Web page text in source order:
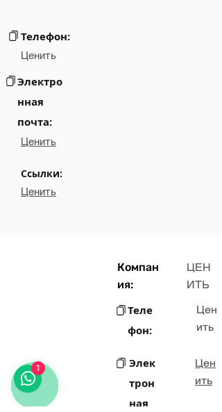
Телефон:
Ценить
Электро
нная
почта:
Ценить
Ссылки:
Ценить
Компан
ия:
ЦЕН
ИТЬ
Теле
фон:
Цен
ить
Элек
трон
ная
Цен
ить
1